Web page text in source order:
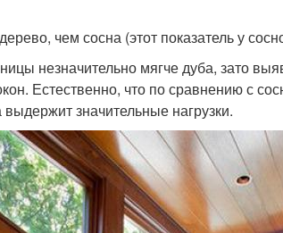
чем сосна (этот показатель у
незначительно мягче дуба, зато
Естественно, что по сравнению с
значительные нагрузки.